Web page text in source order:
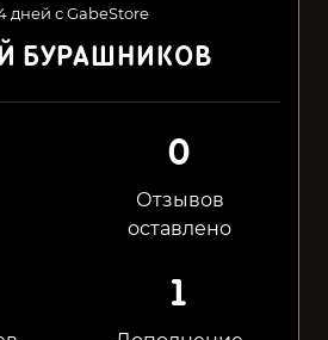
дней с GabeStore
БУРАШНИКОВ
0
Отзывов
оставлено
1